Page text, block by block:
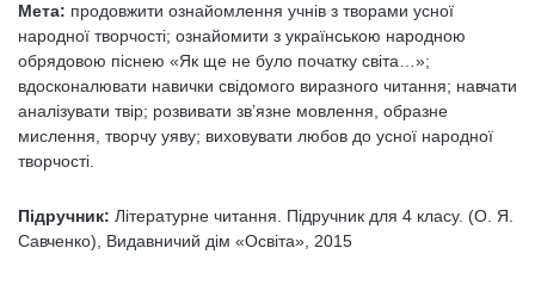
Мета: продовжити ознайомлення учнів з творами усної
народної творчості; ознайо­мити з українською народною
обрядовою піснею «Як ще не було початку світа…»;
вдосконалювати навички свідомого виразного читання; навчати
аналізувати твір; розвивати зв’язне мовлення, образне
мислення, творчу уяву; виховувати любов до усної народної
творчості.
Підручник: Літературне читання. Підручник для 4 класу. (О. Я.
Савченко), Видавничий дім «Освіта», 2015